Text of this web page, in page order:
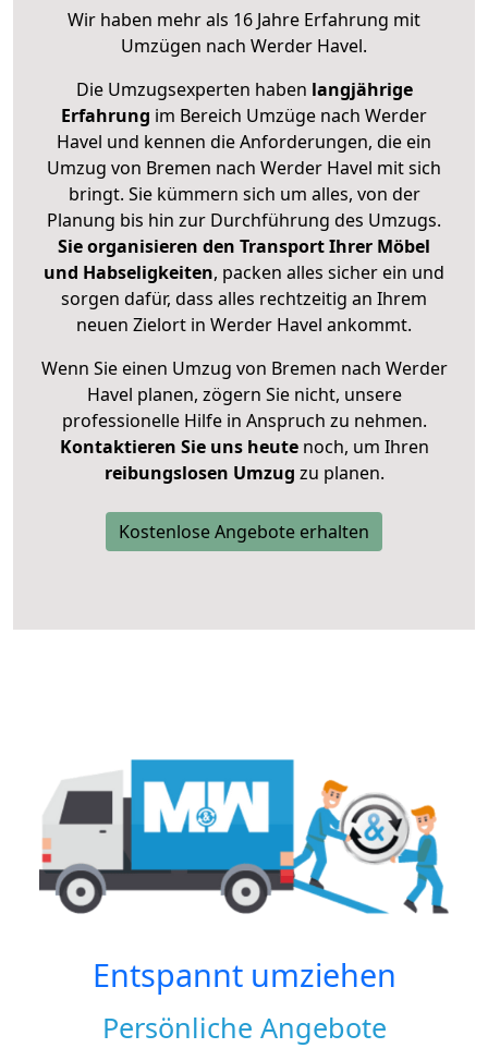
Wir haben mehr als 16 Jahre Erfahrung mit
Umzügen nach Werder Havel.
Die Umzugsexperten haben langjährige
Erfahrung im Bereich Umzüge nach Werder
Havel und kennen die Anforderungen, die ein
Umzug von Bremen nach Werder Havel mit sich
bringt. Sie kümmern sich um alles, von der
Planung bis hin zur Durchführung des Umzugs.
Sie organisieren den Transport Ihrer Möbel
und Habseligkeiten, packen alles sicher ein und
sorgen dafür, dass alles rechtzeitig an Ihrem
neuen Zielort in Werder Havel ankommt.
Wenn Sie einen Umzug von Bremen nach Werder
Havel planen, zögern Sie nicht, unsere
professionelle Hilfe in Anspruch zu nehmen.
Kontaktieren Sie uns heutenoch, um Ihren
reibungslosen Umzug zu planen.
Kostenlose Angebote erhalten
Entspannt umziehen
Persönliche Angebote